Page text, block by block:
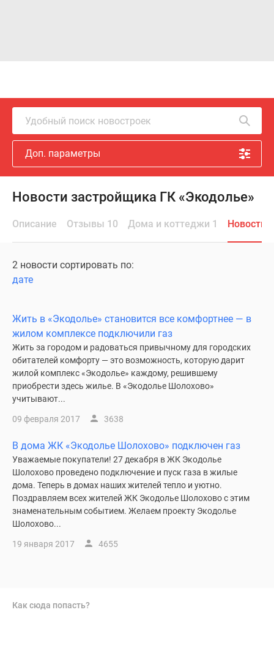
Удобный поиск новостроек
Доп. параметры
Новости застройщика ГК «Экодолье»
Описание Отзывы 10 Дома и коттеджи 1 Новости
2 новости сортировать по:
дате
Жить в «Экодолье» становится все комфортнее — в
жилом комплексе подключили газ
Жить за городом и радоваться привычному для городских
обитателей комфорту — это возможность, которую дарит
жилой комплекс «Экодолье» каждому, решившему
приобрести здесь жилье. В «Экодолье Шолохово»
учитывают...
09 февраля 2017 3638
В дома ЖК «Экодолье Шолохово» подключен газ
Уважаемые покупатели! 27 декабря в ЖК Экодолье
Шолохово проведено подключение и пуск газа в жилые
дома. Теперь в домах наших жителей тепло и уютно.
Поздравляем всех жителей ЖК Экодолье Шолохово с этим
знаменательным событием. Желаем проекту Экодолье
Шолохово...
19 января 2017 4655
Как сюда попасть?